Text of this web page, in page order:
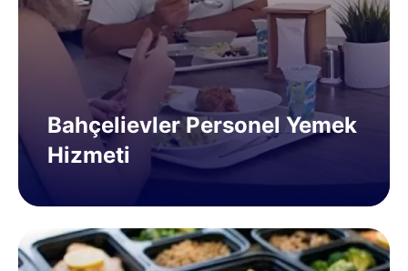
Bahçelievler Personel Yemek
Hizmeti